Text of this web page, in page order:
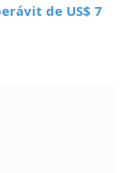
de US$ 7